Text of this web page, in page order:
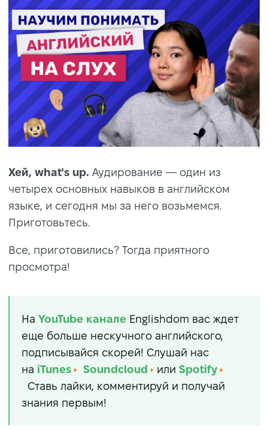
Хей, what's up. Аудирование — один из
четырех основных навыков в английском
языке, и сегодня мы за него возьмемся.
Приготовьтесь.
Все, приготовились? Тогда приятного
просмотра!
На YouTube канале Englishdom вас ждет
еще больше нескучного английского,
подписывайся скорей! Слушай нас
на iTunes Soundcloud или Spotify
Ставь лайки, комментируй и получай
знания первым!